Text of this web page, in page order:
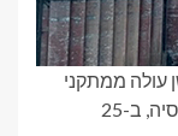
עולה ממתקני
אחסון נפט שנפגעו בשריפה בבריאנסק, רוסיה, ב-25